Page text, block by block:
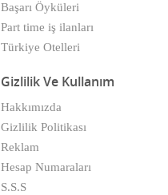
Başarı Öyküleri
Part time iş ilanları
Türkiye Otelleri
Gizlilik Ve Kullanım
Hakkımızda
Gizlilik Politikası
Reklam
Hesap Numaraları
S.S.S